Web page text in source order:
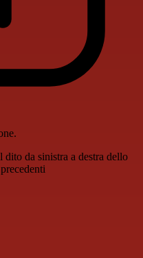
da sinistra a destra dello